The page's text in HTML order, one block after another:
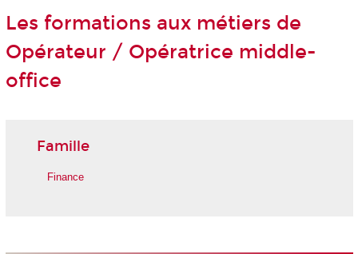
Les formations aux métiers de
Opérateur / Opératrice middle-
office
Famille
Finance